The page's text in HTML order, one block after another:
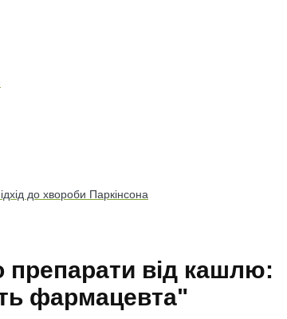
до хвороби Паркінсона
препарати від кашлю:
фармацевта"